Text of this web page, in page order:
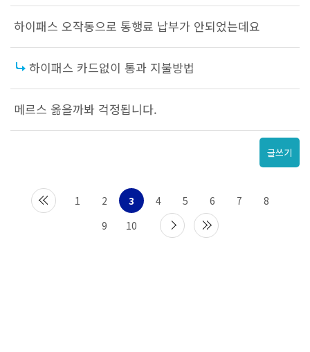
하이패스 오작동으로 통행료 납부가 안되었는데요
하이패스 카드없이 통과 지불방법
메르스 옮을까봐 걱정됩니다.
글쓰기
1 2 3 4 5 6 7
8
9
10